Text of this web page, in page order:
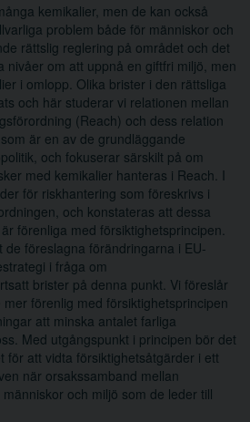
kemikalier, men de kan också
problem både för människor och
rättslig reglering på området och det
nivåer om att uppnå en giftfri miljö, men
i omlopp. Olika brister i den rättsliga
och här studerar vi relationen mellan
(Reach) och dess relation
är en av de grundläggande
och fokuserar särskilt på om
med kemikalier hanteras i Reach. I
för riskhantering som föreskrivs i
och konstateras att dessa
förenliga med försiktighetsprincipen.
de föreslagna förändringarna i EU-
i fråga om
brister på denna punkt. Vi föreslår
förenlig med försiktighetsprincipen
att minska antalet farliga
Med utgångspunkt i principen bör det
för att vidta försiktighetsåtgärder i ett
när orsakssamband mellan
och miljö som de leder till